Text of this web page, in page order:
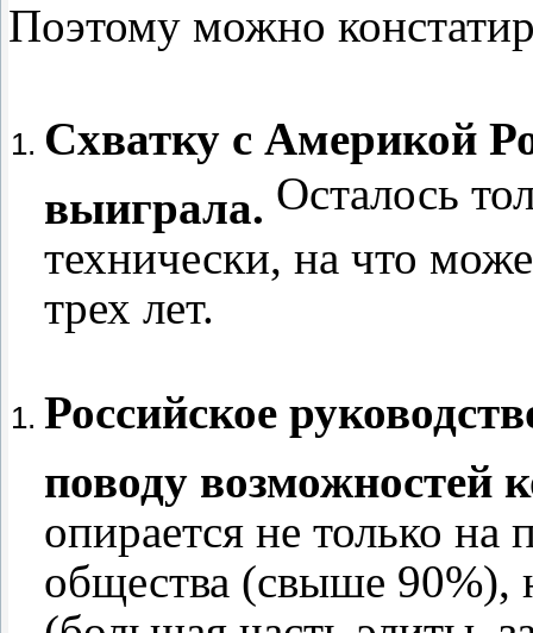
Поэтому можно
Схватку с Америкой
выиграла. Осталось
технически, на что
трех лет.
Российское
поводу возможностей
опирается не только
общества (свыше 90%),
(большая часть элиты,